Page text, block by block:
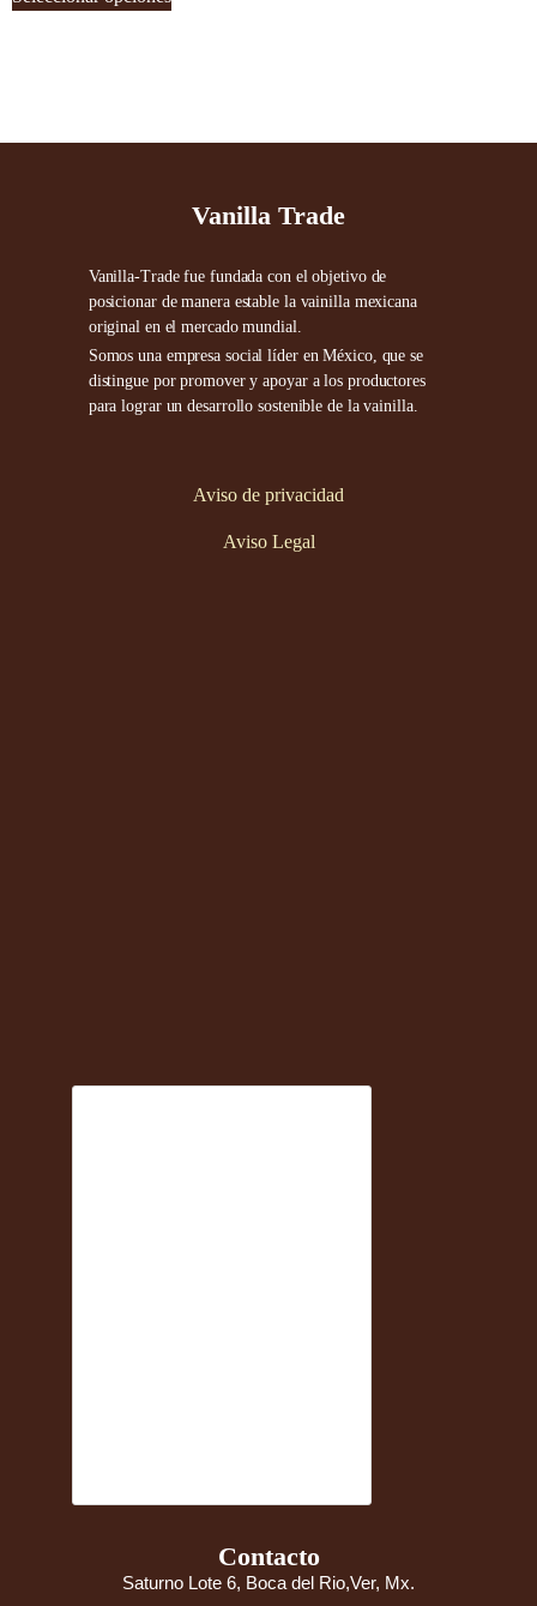
Vanilla Trade
Vanilla-Trade fue fundada con el objetivo de
posicionar de manera estable la vainilla mexicana
original en el mercado mundial.
Somos una empresa social líder en México, que se
distingue por promover y apoyar a los productores
para lograr un desarrollo sostenible de la vainilla.
Aviso de privacidad
Aviso Legal
Contacto
Saturno Lote 6, Boca del Rio,Ver, Mx.